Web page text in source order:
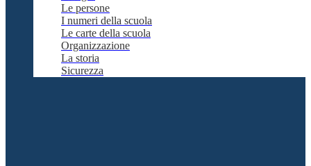
Le persone
I numeri della scuola
Le carte della scuola
Organizzazione
La storia
Sicurezza